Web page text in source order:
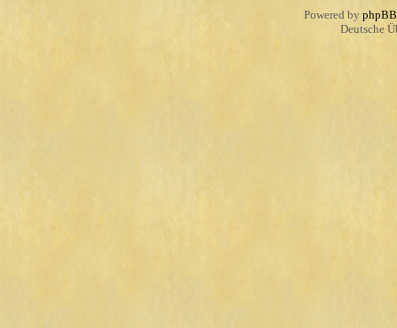
Powered by phpBB
Deutsche